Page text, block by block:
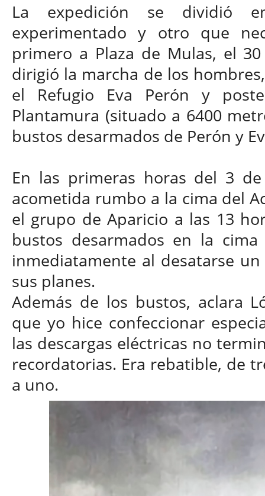
La expedición se dividió
experimentado y otro que
primero a Plaza de Mulas, el
dirigió la marcha de los
el Refugio Eva Perón y
Plantamura (situado a 6400
bustos desarmados de Perón y
En las primeras horas del 3
acometida rumbo a la cima del
el grupo de Aparicio a las 13
bustos desarmados en la
inmediatamente al desatarse
sus planes.
Además de los bustos, aclara
que yo hice confeccionar
las descargas eléctricas no
recordatorias. Era rebatible, de
a uno.